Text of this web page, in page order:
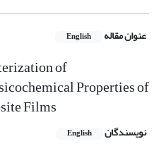
عنوان مقاله English
of
Properties of
Films
نویسندگان English